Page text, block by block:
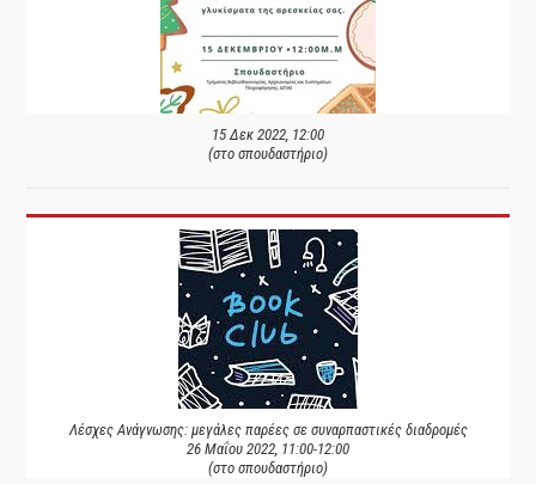
15 Δεκ 2022, 12:00
(στο σπουδαστήριο)
Λέσχες Ανάγνωσης: μεγάλες παρέες σε συναρπαστικές διαδρομές
26 Μαΐου 2022, 11:00-12:00
(στο σπουδαστήριο)